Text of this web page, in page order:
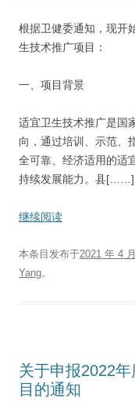
根据卫健委通知，现开
生技术推广项目：
一、项目背景
适宜卫生技术推广是国
向，通过培训、示范、
全可靠、经济适用的适
持续发展能力。县[……]
继续阅读
本条目发布于2021 年 4
Yang。
关于申报2022
目的通知